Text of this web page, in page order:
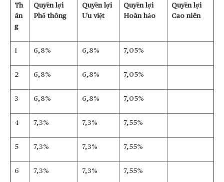
Th
án
g
Quyền lợi
Phổ thông
Quyền lợi
Ưu việt
Quyền lợi
Hoàn hảo
Quyền lợi
Cao niên
1 6,8% 6,8% 7,05%
2 6,8% 6,8% 7,05%
3 6,8% 6,8% 7,05%
4 7,3% 7,3% 7,55%
5 7,3% 7,3% 7,55%
6 7,3% 7,3% 7,55%